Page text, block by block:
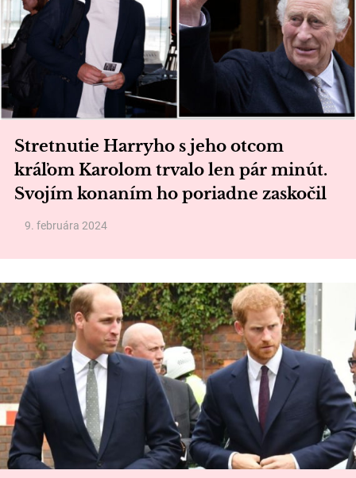
Stretnutie Harryho s jeho otcom
kráľom Karolom trvalo len pár minút.
Svojím konaním ho poriadne zaskočil
9. februára 2024